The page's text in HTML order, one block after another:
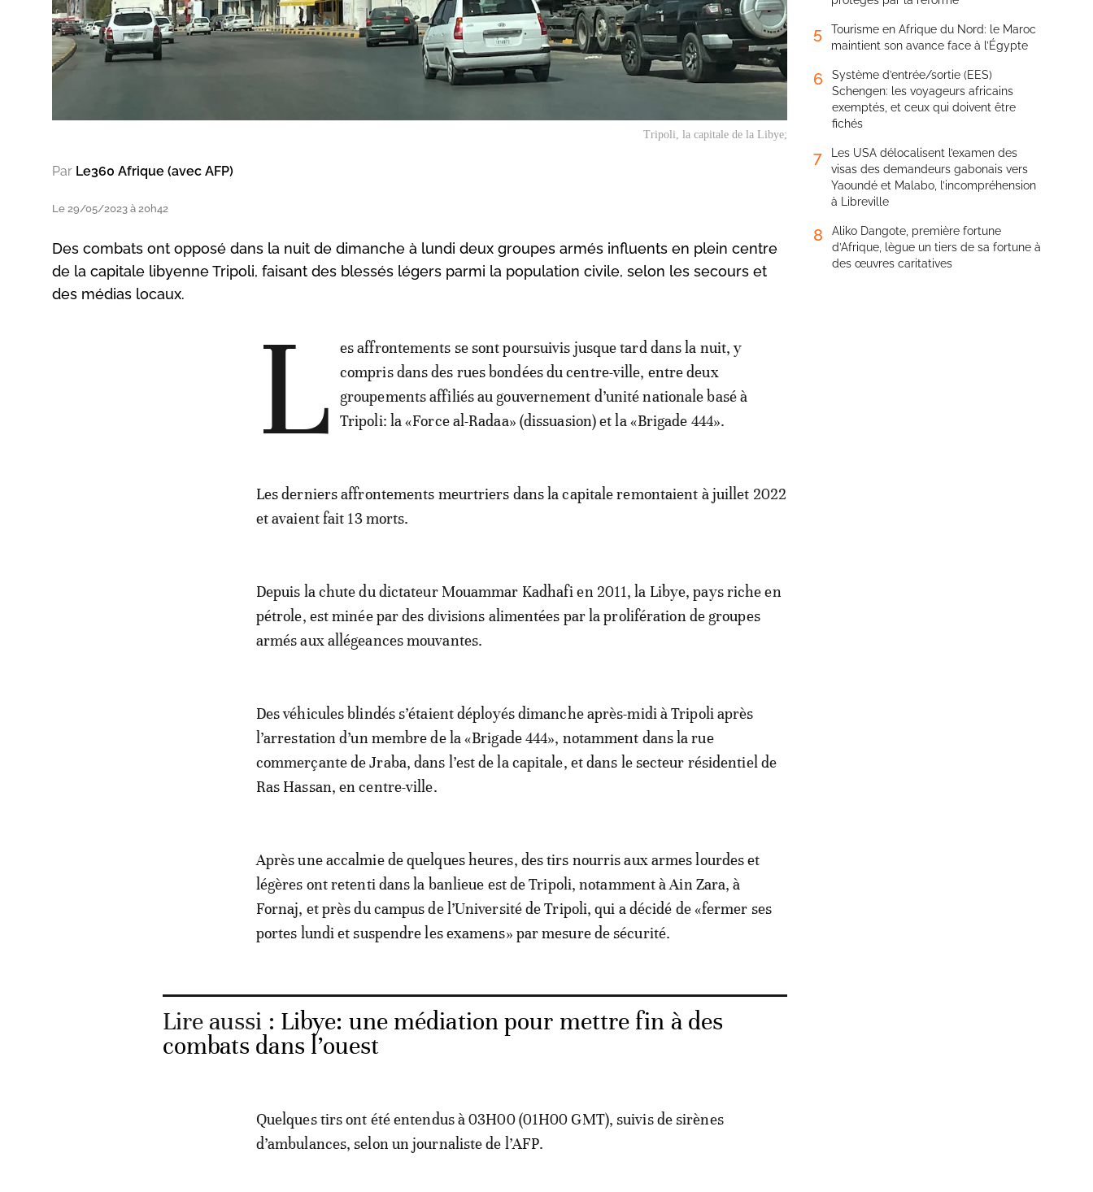
Tripoli, la capitale de la Libye;
Par Le360 Afrique (avec AFP)
Le 29/05/2023 à 20h42
Des combats ont opposé dans la nuit de dimanche à lundi deux groupes armés influents en plein centre
de la capitale libyenne Tripoli, faisant des blessés légers parmi la population civile, selon les secours et
des médias locaux.
L
es affrontements se sont poursuivis jusque tard dans la nuit, y
compris dans des rues bondées du centre-ville, entre deux
groupements affiliés au gouvernement d’unité nationale basé à
Tripoli: la «Force al-Radaa» (dissuasion) et la «Brigade 444».
Les derniers affrontements meurtriers dans la capitale remontaient à juillet 2022
et avaient fait 13 morts.
Depuis la chute du dictateur Mouammar Kadhafi en 2011, la Libye, pays riche en
pétrole, est minée par des divisions alimentées par la prolifération de groupes
armés aux allégeances mouvantes.
Des véhicules blindés s’étaient déployés dimanche après-midi à Tripoli après
l’arrestation d’un membre de la «Brigade 444», notamment dans la rue
commerçante de Jraba, dans l’est de la capitale, et dans le secteur résidentiel de
Ras Hassan, en centre-ville.
Après une accalmie de quelques heures, des tirs nourris aux armes lourdes et
légères ont retenti dans la banlieue est de Tripoli, notamment à Ain Zara, à
Fornaj, et près du campus de l’Université de Tripoli, qui a décidé de «fermer ses
portes lundi et suspendre les examens» par mesure de sécurité.
Lire aussi : Libye: une médiation pour mettre fin à des
combats dans l’ouest
Quelques tirs ont été entendus à 03H00 (01H00 GMT), suivis de sirènes
d’ambulances, selon un journaliste de l’AFP.
5
Tourisme en Afrique du Nord: le Maroc
maintient son avance face à l’Égypte
6
Système d’entrée/sortie (EES)
Schengen: les voyageurs africains
exemptés, et ceux qui doivent être
fichés
7
Les USA délocalisent l’examen des
visas des demandeurs gabonais vers
Yaoundé et Malabo, l’incompréhension
à Libreville
8
Aliko Dangote, première fortune
d’Afrique, lègue un tiers de sa fortune à
des œuvres caritatives